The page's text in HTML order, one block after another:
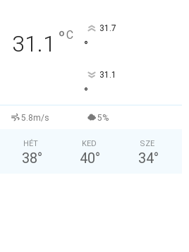
31.1 °C 31.7
°
31.1
°
5.8m/s 5%
HÉT
38°
KED
40°
SZE
34°